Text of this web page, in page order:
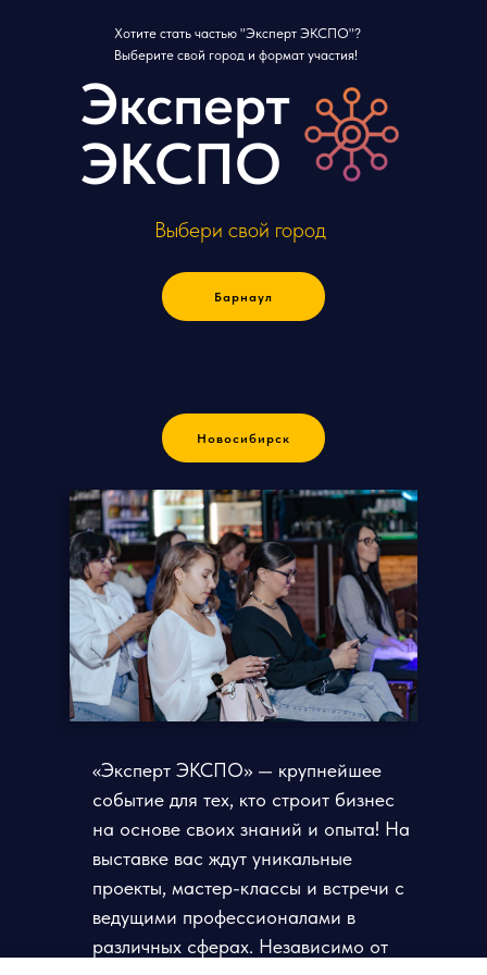
Выбери свой город
Барнаул
Новосибирск
Эксперт
ЭКСПО
«Эксперт ЭКСПО» — крупнейшее
событие для тех, кто строит бизнес
на основе своих знаний и опыта! На
выставке вас ждут уникальные
проекты, мастер-классы и встречи с
ведущими профессионалами в
различных сферах. Независимо от
Хотите стать частью "Эксперт ЭКСПО"?
Выберите свой город и формат участия!